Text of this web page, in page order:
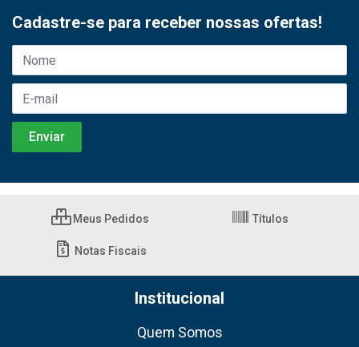
Cadastre-se para receber nossas ofertas!
Meus Pedidos Títulos
Notas Fiscais
Institucional
Quem Somos